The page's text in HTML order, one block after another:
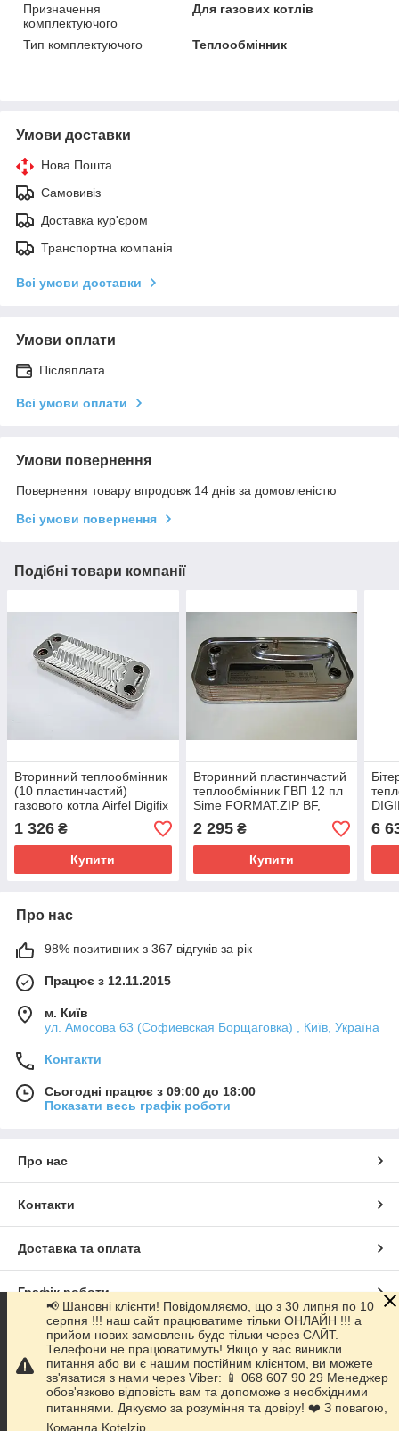
Призначення
комплектуючого
Для газових котлів
Тип комплектуючого Теплообмінник
Умови доставки
Нова Пошта
Самовивіз
Доставка кур'єром
Транспортна компанія
Всі умови доставки
Умови оплати
Післяплата
Всі умови оплати
Умови повернення
Повернення товару впродовж 14 днів за домовленістю
Всі умови повернення
Подібні товари компанії
Вторинний теплообмінник
(10 пластинчастий)
газового котла Airfel Digifix
Duo 7021820018,
H3101081334010
1 326 ₴
Купити
Вторинний пластинчастий
теплообмінник ГВП 12 пл
Sime FORMAT.ZIP BF,
FORMAT DEWY.ZIP. Art.
6281522
2 295₴
Купити
6
Про нас
98% позитивних з 367 відгуків за рік
Працює з 12.11.2015
м. Київ
ул. Амосова 63 (Софиевская Борщаговка) , Київ, Україна
Контакти
Сьогодні працює з 09:00 до 18:00
Показати весь графік роботи
Про нас
Контакти
Доставка та оплата
Графік роботи
Повна версія сайту
Сайт створено на маркетплейсі Prom.ua
Політика конфіденційності
📢 Шановні клієнти! Повідомляємо, що з 30 липня по 10
серпня !!! наш сайт працюватиме тільки ОНЛАЙН !!! а
прийом нових замовлень буде тільки через САЙТ.
Телефони не працюватимуть! Якщо у вас виникли
питання або ви є нашим постійним клієнтом, ви можете
зв'язатися з нами через Viber: 📱 068 607 90 29 Менеджер
обов'язково відповість вам та допоможе з необхідними
питаннями. Дякуємо за розуміння та довіру! ❤️ З повагою,
Команда Kotelzip